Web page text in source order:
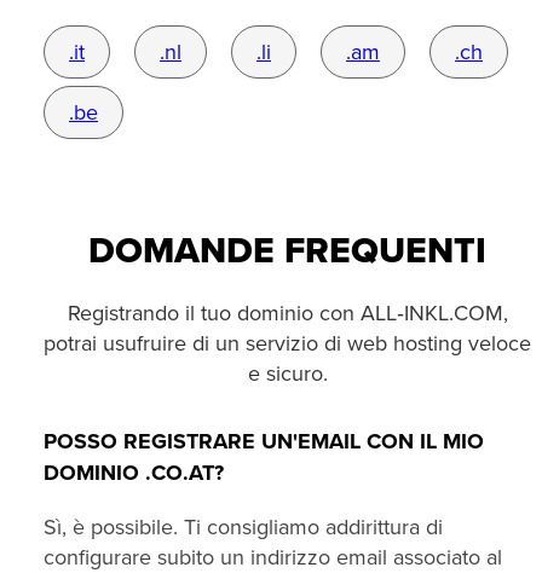
.it .nl .li .am .ch
.be
DOMANDE FREQUENTI
Registrando il tuo dominio con ALL‑INKL.COM,
potrai usufruire di un servizio di web hosting veloce
e sicuro.
POSSO REGISTRARE UN'EMAIL CON IL MIO
DOMINIO .CO.AT?
Sì, è possibile. Ti consigliamo addirittura di
configurare subito un indirizzo email associato al